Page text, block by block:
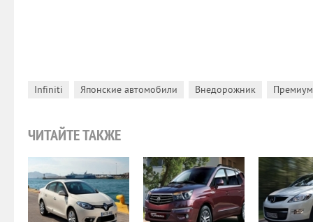
Infiniti Японские автомобили Внедорожник
ЧИТАЙТЕ ТАКЖЕ